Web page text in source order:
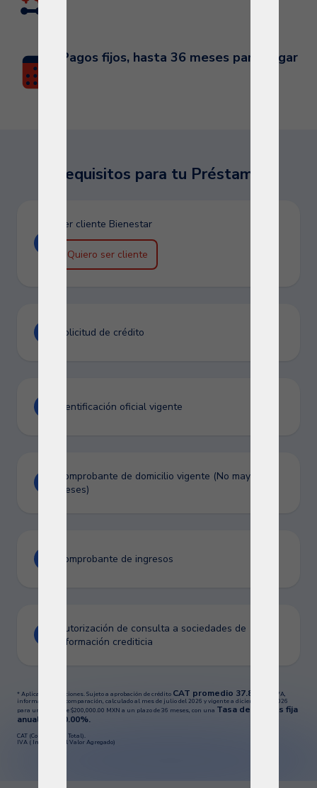
Pagos fijos, hasta 36 meses para pagar
Requisitos para tu Préstamo
Ser cliente Bienestar
Quiero ser cliente
Solicitud de crédito
Identificación oficial vigente
Comprobante de domicilio vigente (No mayor a 3
meses)
Comprobante de ingresos
Autorización de consulta a sociedades de
información crediticia
* Aplican restricciones. Sujeto a aprobación de crédito CAT promedio 37.8%
sin IVA,
informativo y de comparación, calculado al mes de julio del 2026 y vigente a diciembre de 2026
para un crédito de $200,000.00 MXN a un plazo de 36 meses, con una Tasa de interés fija
anual del 30.00%.
CAT (Costo Anual Total).
IVA ( Impuesto al Valor Agregado)